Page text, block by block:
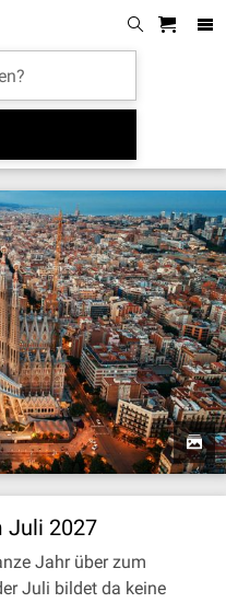
Juli 2027
Jahr über zum
Juli bildet da keine